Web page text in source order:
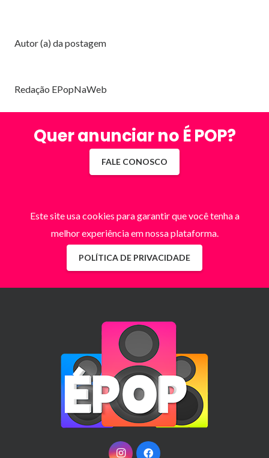
Autor (a) da postagem
Redação EPopNaWeb
Quer anunciar no É POP?
FALE CONOSCO
Este site usa cookies para garantir que você tenha a
melhor experiência em nossa plataforma.
POLÍTICA DE PRIVACIDADE